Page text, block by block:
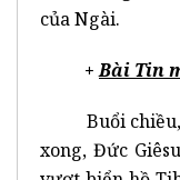
của Ngài.
+Bài Tin
Buổi chiều,
xong, Đức